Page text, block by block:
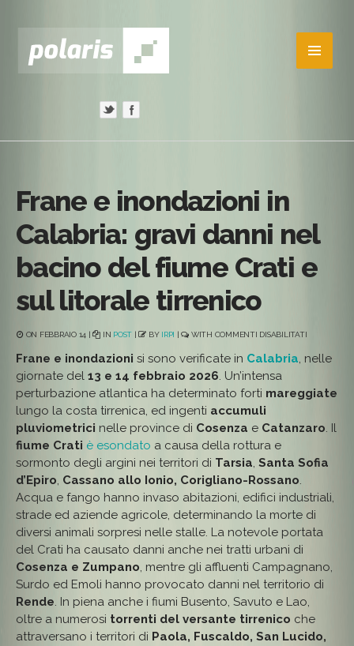
Frane e inondazioni in
Calabria: gravi danni nel
bacino del fiume Crati e
sul litorale tirrenico
ON FEBBRAIO 14 | IN POST | BY IRPI | WITH COMMENTI DISABILITATISU
GRAVI
BACINO
CRATI
E
TIRRENICO
Frane e inondazioni si sono verificate in Calabria, nelle
giornate del 13 e 14 febbraio 2026. Un’intensa
perturbazione atlantica ha determinato forti mareggiate
lungo la costa tirrenica, ed ingenti accumuli
pluviometrici nelle province di Cosenza e Catanzaro. Il
fiume Crati è esondato a causa della rottura e
sormonto degli argini nei territori di Tarsia, Santa Sofia
d’Epiro, Cassano allo Ionio, Corigliano-Rossano.
Acqua e fango hanno invaso abitazioni, edifici industriali,
strade ed aziende agricole, determinando la morte di
diversi animali sorpresi nelle stalle. La notevole portata
del Crati ha causato danni anche nei tratti urbani di
Cosenza e Zumpano, mentre gli affluenti Campagnano,
Surdo ed Emoli hanno provocato danni nel territorio di
Rende. In piena anche i fiumi Busento, Savuto e Lao,
oltre a numerosi torrenti del versante tirrenico che
attraversano i territori di Paola, Fuscaldo, San Lucido,